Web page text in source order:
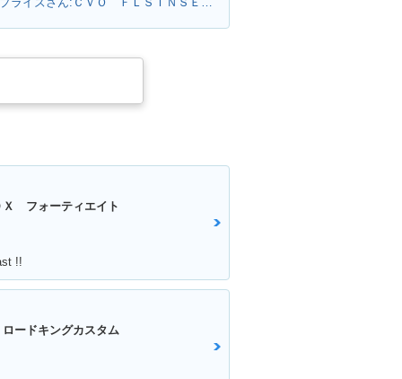
Ｘ フォーティエイト
!!
ードキングカスタム